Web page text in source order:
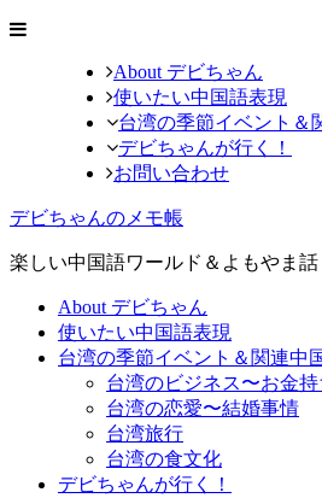
About デビちゃん
使いたい中国語表現
台湾の季節イベント＆
デビちゃんが行く！
お問い合わせ
デビちゃんのメモ帳
楽しい中国語ワールド＆よもやま話
About デビちゃん
使いたい中国語表現
台湾の季節イベント＆関連中
台湾のビジネス〜お金
台湾の恋愛〜結婚事情
台湾旅行
台湾の食文化
デビちゃんが行く！